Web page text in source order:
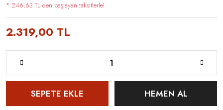
* 246,63 TL den başlayan taksitlerle!
2.319,00 TL
SEPETE EKLE HEMEN AL